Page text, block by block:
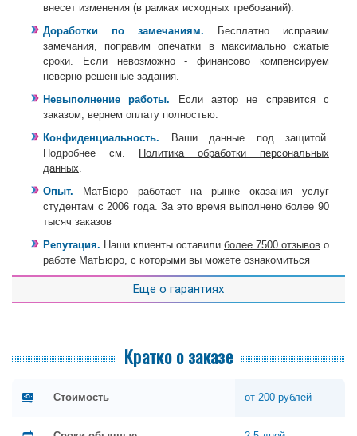
внесет изменения (в рамках исходных требований).
Доработки по замечаниям. Бесплатно исправим
замечания, поправим опечатки в максимально сжатые
сроки. Если невозможно - финансово компенсируем
неверно решенные задания.
Невыполнение работы. Если автор не справится с
заказом, вернем оплату полностью.
Конфиденциальность. Ваши данные под защитой.
Подробнее см.
Политика обработки персональных
данных
Опыт. МатБюро работает на рынке оказания услуг
студентам с 2006 года. За это время выполнено более 90
тысяч заказов
Репутация. Наши клиенты оставили более 7500 отзывов о
работе МатБюро, с которыми вы можете ознакомиться
Еще о гарантиях
Кратко о заказе
Стоимость от 200 рублей